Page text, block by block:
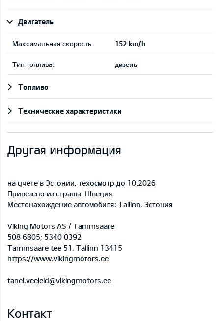
Двигатель
Максимальная скорость: 152 km/h
Тип топлива: дизель
Топливо
Технические характеристики
Другая информация
на учете в Эстонии, техосмотр до 10.2026
Привезено из страны: Швеция
Местонахождение автомобиля: Tallinn, Эстония
Viking Motors AS / Tammsaare
508 6805; 5340 0392
Tammsaare tee 51, Tallinn 13415
https://www.vikingmotors.ee
tanel.veeleid@vikingmotors.ee
Контакт